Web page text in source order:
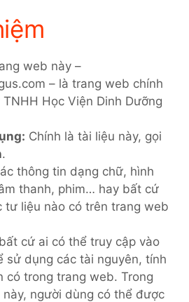
web này –
– là trang web chính
Học Viện Dinh Dưỡng
Chính là tài liệu này, gọi
.
thông tin dạng chữ, hình
thanh, phim… hay bất cứ
tư liệu nào có trên trang web
cứ ai có thể truy cập vào
sử dụng các tài nguyên, tính
có trong trang web. Trong
người dùng có thể được